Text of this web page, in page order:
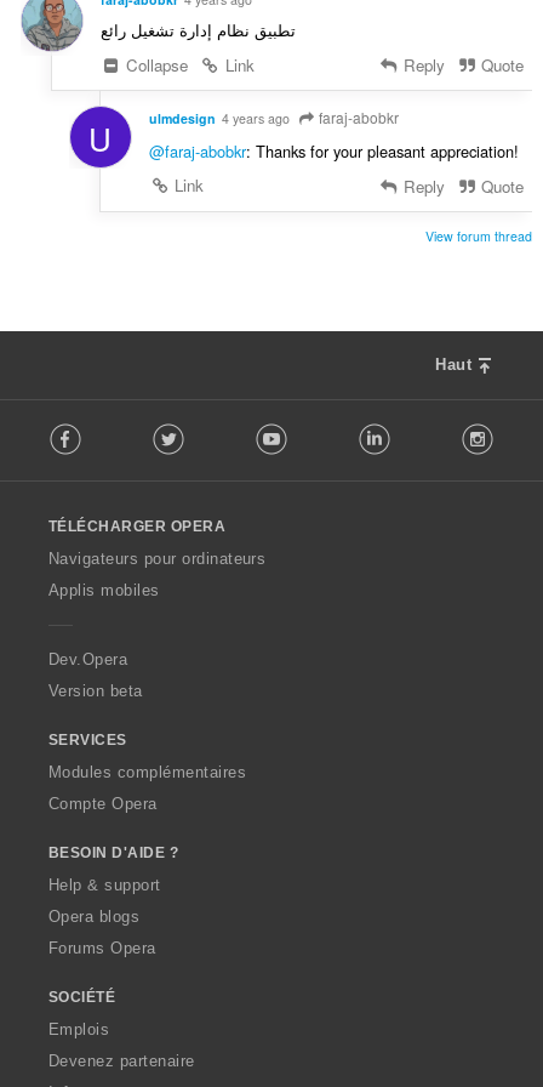
:
i
n
s
تطبيق نظام إدارة تشغيل رائع
Collapse
Link Reply Quote
U ulmdesign 4 years ago faraj-abobkr
@faraj-abobkr: Thanks for your pleasant appreciation!
Link
Reply Quote
View forum thread
Haut
o
w
O
p
a
Facebook Twitter Youtube LinkedIn
TÉLÉCHARGER OPERA
Navigateurs pour ordinateurs
Applis mobiles
Dev.Opera
Version beta
SERVICES
Modules complémentaires
Compte Opera
BESOIN D'AIDE ?
Help & support
Opera blogs
Forums Opera
SOCIÉTÉ
Emplois
Devenez partenaire